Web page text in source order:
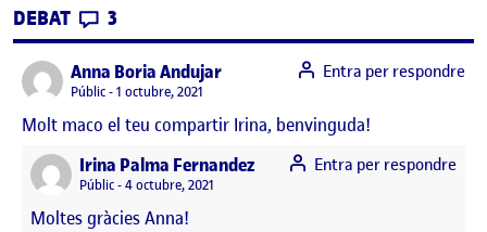
DEBAT CONTRIBUTIONS
3EL ABOUT ME
Anna Boria Andujarsays:
Visibilitat:
Públic 1 octubre, 2021
Molt maco el teu compartir Irina, benvinguda!
Entra per respondre
Irina Palma Fernandezsays:
Visibilitat:
Públic 4 octubre, 2021
Moltes gràcies Anna!
Entra per respondre